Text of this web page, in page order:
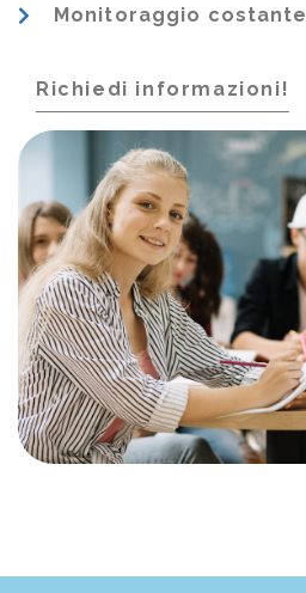
Monitoraggio costante
Richiedi informazioni!